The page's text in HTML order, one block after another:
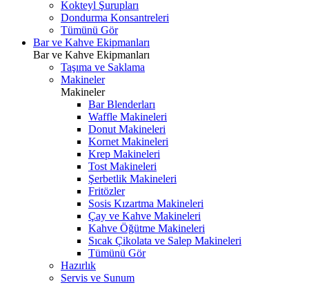
Kokteyl Şurupları
Dondurma Konsantreleri
Tümünü Gör
Bar ve Kahve Ekipmanları
Bar ve Kahve Ekipmanları
Taşıma ve Saklama
Makineler
Makineler
Bar Blenderları
Waffle Makineleri
Donut Makineleri
Kornet Makineleri
Krep Makineleri
Tost Makineleri
Şerbetlik Makineleri
Fritözler
Sosis Kızartma Makineleri
Çay ve Kahve Makineleri
Kahve Öğütme Makineleri
Sıcak Çikolata ve Salep Makineleri
Tümünü Gör
Hazırlık
Servis ve Sunum